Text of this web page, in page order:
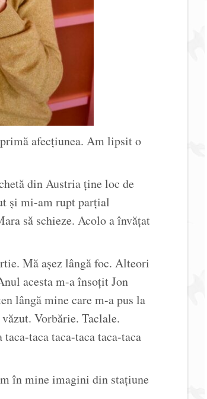
afecțiunea. Am lipsit o
din Austria ține loc de
și mi-am rupt parțial
să schieze. Acolo a învățat
Mă așez lângă foc. Alteori
acesta m-a însoțit Jon
lângă mine care m-a pus la
Vorbărie. Taclale.
taca taca-taca taca-taca
în mine imagini din stațiune